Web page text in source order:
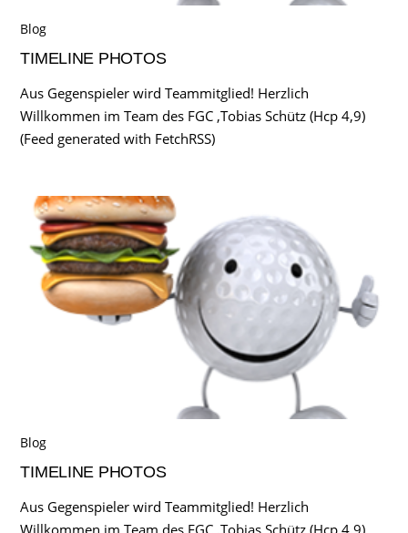
Blog
TIMELINE PHOTOS
Aus Gegenspieler wird Teammitglied! Herzlich
Willkommen im Team des FGC ,Tobias Schütz (Hcp 4,9)
(Feed generated with FetchRSS)
Blog
TIMELINE PHOTOS
Aus Gegenspieler wird Teammitglied! Herzlich
Willkommen im Team des FGC ,Tobias Schütz (Hcp 4,9)